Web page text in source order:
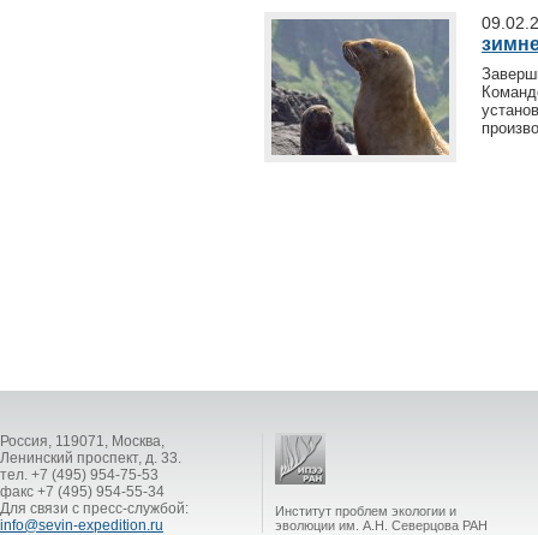
Россия, 119071, Москва,
Ленинский проспект, д. 33.
тел. +7 (495) 954-75-53
факс +7 (495) 954-55-34
Для связи с пресс-службой:
info@sevin-expedition.ru
Институт проблем экологии и
эволюции им. А.Н. Северцова РАН